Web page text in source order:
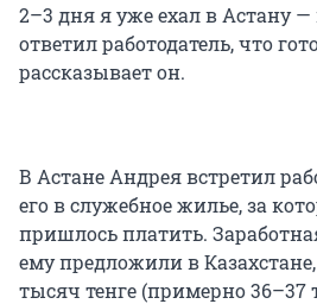
2–3 дня я уже ехал в Астану —
ответил работодатель, что
рассказывает он.
В Астане Андрея встретил
его в служебное жилье, за
пришлось платить.
ему предложили в Казахстане,
тысяч тенге (примерно 36–37